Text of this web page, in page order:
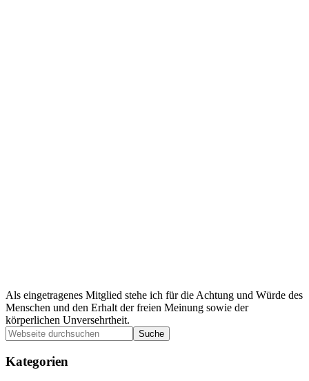
Als eingetragenes Mitglied stehe ich für die Achtung und Würde des
Menschen und den Erhalt der freien Meinung sowie der
körperlichen Unversehrtheit.
Seitenspalte
Webseite
durchsuchen
Kategorien